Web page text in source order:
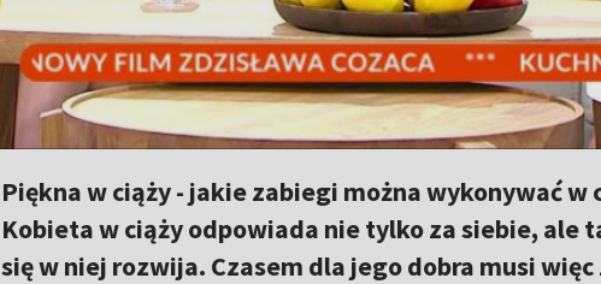
Piękna w ciąży - jakie zabiegi można wykonywać w
Kobieta w ciąży odpowiada nie tylko za siebie, ale
się w niej rozwija. Czasem dla jego dobra musi